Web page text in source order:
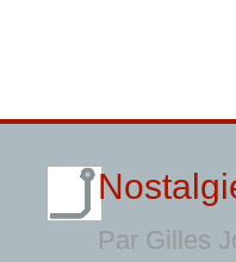
Par Gilles